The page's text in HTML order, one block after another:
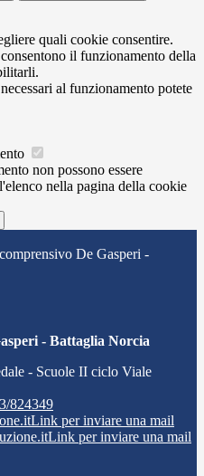
quali cookie consentire.
il funzionamento della
al funzionamento potete
non possono essere
nella pagina della cookie
De Gasperi -
- Battaglia Norcia
- Scuole II ciclo Viale
824349
Link per inviare una mail
Link per inviare una mail